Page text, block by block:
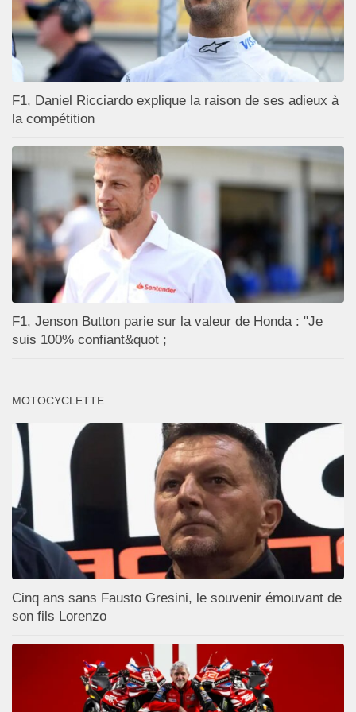
F1, Daniel Ricciardo explique la raison de ses adieux à
la compétition
F1, Jenson Button parie sur la valeur de Honda : "Je
suis 100% confiant&quot ;
MOTOCYCLETTE
Cinq ans sans Fausto Gresini, le souvenir émouvant de
son fils Lorenzo